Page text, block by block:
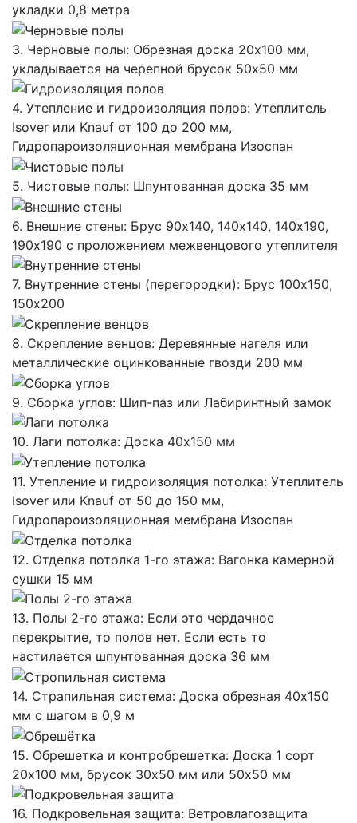
укладки 0,8 метра
3. Черновые полы: Обрезная доска 20х100 мм,
укладывается на черепной брусок 50х50 мм
4. Утепление и гидроизоляция полов: Утеплитель
Isover или Knauf от 100 до 200 мм,
Гидропароизоляционная мембрана Изоспан
5. Чистовые полы: Шпунтованная доска 35 мм
6. Внешние стены: Брус 90х140, 140х140, 140х190,
190х190 с проложением межвенцового утеплителя
7. Внутренние стены (перегородки): Брус 100х150,
150х200
8. Скрепление венцов: Деревянные нагеля или
металлические оцинкованные гвозди 200 мм
9. Сборка углов: Шип-паз или Лабиринтный замок
10. Лаги потолка: Доска 40х150 мм
11. Утепление и гидроизоляция потолка: Утеплитель
Isover или Knauf от 50 до 150 мм,
Гидропароизоляционная мембрана Изоспан
12. Отделка потолка 1-го этажа: Вагонка камерной
сушки 15 мм
13. Полы 2-го этажа: Если это чердачное
перекрытие, то полов нет. Если есть то
настилается шпунтованная доска 36 мм
14. Страпильная система: Доска обрезная 40х150
мм с шагом в 0,9 м
15. Обрешетка и контробрешетка: Доска 1 сорт
20х100 мм, брусок 30х50 мм или 50х50 мм
16. Подкровельная защита: Ветровлагозащита